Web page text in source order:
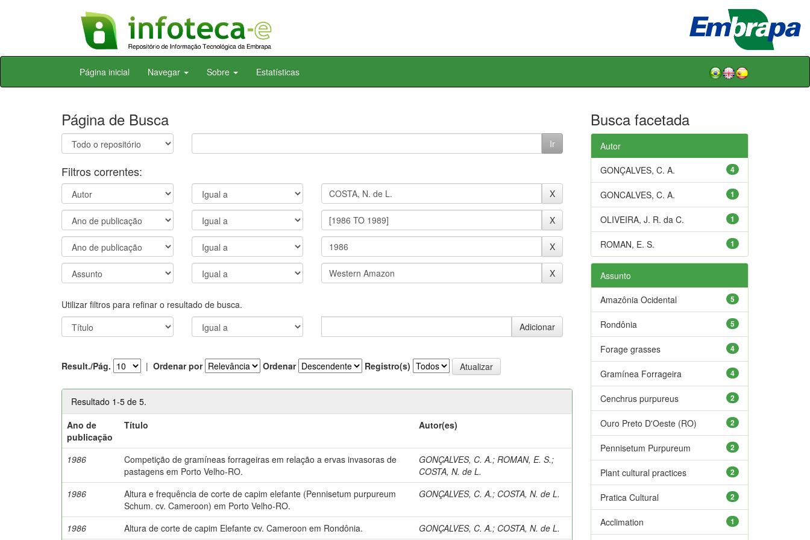
Skip
Página inicial Navegar Sobre Estatísticas
Página de Busca
Filtros correntes:
Utilizar filtros para refinar o resultado de busca.
Result./Pág. | Ordenar por Ordenar Registro(s)
Resultado 1-5 de 5.
Ano de
publicação
Título Autor(es)
1986
Competição de gramíneas forrageiras em relação a ervas invasoras de
pastagens em Porto Velho-RO.
GONÇALVES, C. A.; ROMAN, E. S.;
COSTA, N. de L.
1986
Altura e frequência de corte de capim elefante (Pennisetum purpureum
Schum. cv. Cameroon) em Porto Velho-RO.
GONÇALVES, C. A.; COSTA, N. de L.
1986 Altura de corte de capim Elefante cv. Cameroon em Rondônia. GONÇALVES, C. A.; COSTA, N. de L.
Busca facetada
Autor
4
GONÇALVES, C. A.
1
GONCALVES, C. A.
1
OLIVEIRA, J. R. da C.
1
ROMAN, E. S.
Assunto
5
Amazônia Ocidental
5
Rondônia
4
Forage grasses
4
Gramínea Forrageira
2
Cenchrus purpureus
2
Ouro Preto D'Oeste (RO)
2
Pennisetum Purpureum
2
Plant cultural practices
2
Pratica Cultural
1
Acclimation